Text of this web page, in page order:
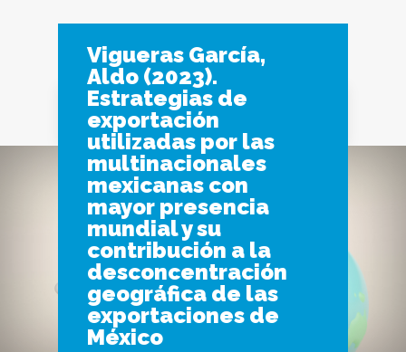
Navigation Menu
Vigueras García,
Aldo (2023).
Estrategias de
exportación
utilizadas por las
multinacionales
mexicanas con
mayor presencia
mundial y su
contribución a la
desconcentración
geográfica de las
exportaciones de
México